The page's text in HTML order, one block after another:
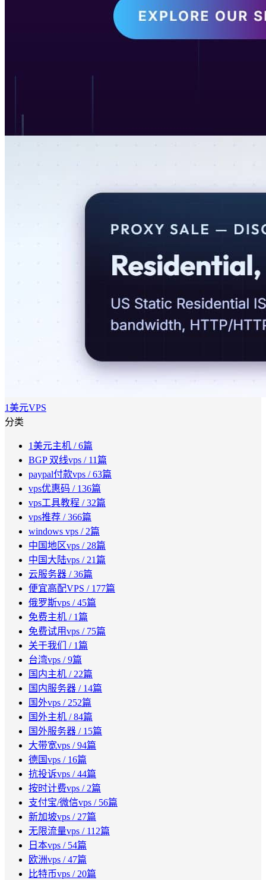
1美元VPS
分类
1美元主机 / 6篇
BGP 双线vps / 11篇
paypal付款vps / 63篇
vps优惠码 / 136篇
vps工具教程 / 32篇
vps推荐 / 366篇
windows vps / 2篇
中国地区vps / 28篇
中国大陆vps / 21篇
云服务器 / 36篇
便宜高配VPS / 177篇
俄罗斯vps / 45篇
免费主机 / 1篇
免费试用vps / 75篇
关于我们
/ 1篇
台湾vps / 9篇
国内主机 / 22篇
国内服务器 / 14篇
国外vps / 252篇
国外主机 / 84篇
国外服务器 / 15篇
大带宽vps / 94篇
德国vps / 16篇
抗投诉vps / 44篇
按时计费vps / 2篇
支付宝/微信vps / 56篇
新加坡vps / 27篇
无限流量vps / 112篇
日本vps / 54篇
欧洲vps / 47篇
比特币vps / 20篇